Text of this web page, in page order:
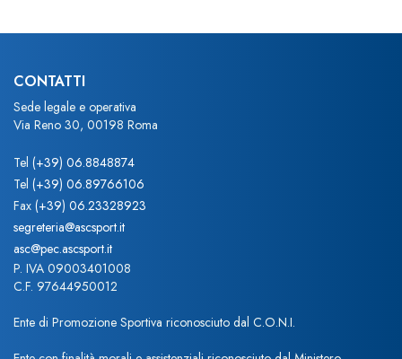
CONTATTI
Sede legale e operativa
Via Reno 30, 00198 Roma
Tel (+39) 06.8848874
Tel (+39) 06.89766106
Fax (+39) 06.23328923
segreteria@ascsport.it
asc@pec.ascsport.it
P. IVA 09003401008
C.F. 97644950012
Ente di Promozione Sportiva riconosciuto dal C.O.N.I.